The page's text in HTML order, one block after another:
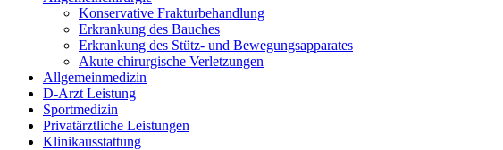
Konservative Frakturbehandlung
Erkrankung des Bauches
Erkrankung des Stütz- und Bewegungsapparates
Akute chirurgische Verletzungen
Allgemeinmedizin
D-Arzt Leistung
Sportmedizin
Privatärztliche Leistungen
Klinikausstattung